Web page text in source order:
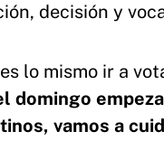
decisión y
lo mismo ir a
vamos a